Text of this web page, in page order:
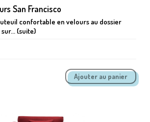
San Francisco
confortable en velours au dossier
(suite)